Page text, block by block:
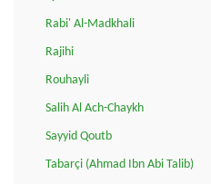
Rabi' Al-Madkhali
Rajihi
Rouhayli
Salih Al Ach-Chaykh
Sayyid Qoutb
Tabarçi (Ahmad Ibn Abi Talib)